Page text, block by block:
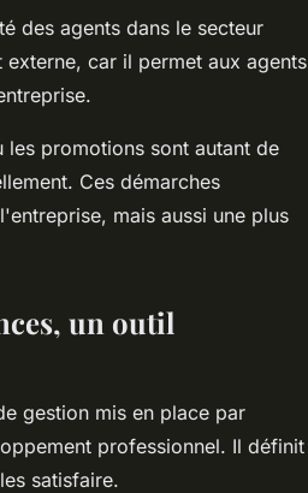
des agents dans le secteur
car il permet aux agents
les promotions sont autant de
Ces démarches
mais aussi une plus
un outil
gestion mis en place par
professionnel. Il définit
satisfaire.